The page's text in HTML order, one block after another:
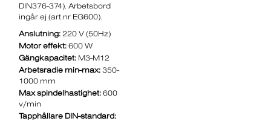
DIN376-374). Arbetsbord
ingår ej (art.nr EG600).
Anslutning: 220 V (50Hz)
Motor effekt: 600 W
Gängkapacitet: M3-M12
Arbetsradie min-max: 350-
1000 mm
Max spindelhastighet: 600
v/min
Tapphållare DIN-standard: